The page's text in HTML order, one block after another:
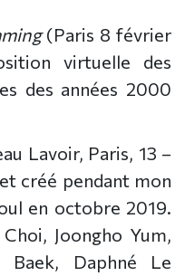
(Paris 8 février
virtuelle des
des années 2000
Lavoir, Paris, 13 –
créé pendant mon
en octobre 2019.
Joongho Yum,
Baek, Daphné Le